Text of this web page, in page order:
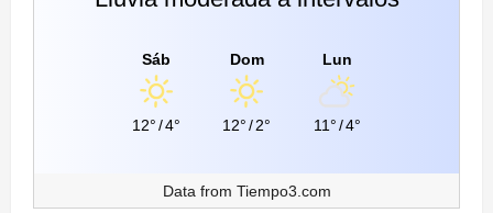
Sáb
12°/4°
Dom
12°/2°
Lun
11°/4°
Data from Tiempo3.com